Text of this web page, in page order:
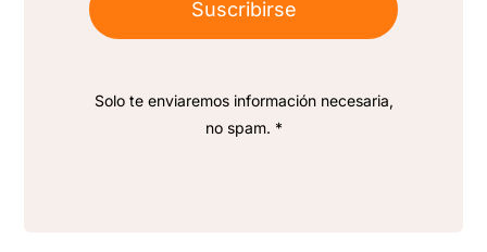
Suscribirse
Solo te enviaremos información necesaria,
no spam. *